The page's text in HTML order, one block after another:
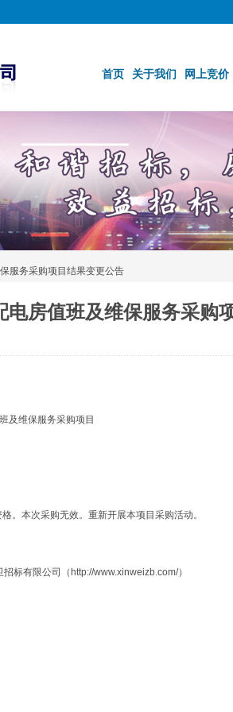
首页 关于我们 网上竞价
服务采购项目结果变更公告
房值班及维保服务采购
及维保服务采购项目
。本次采购无效。重新开展本项目采购活动。
标有限公司（http://www.xinweizb.com/）